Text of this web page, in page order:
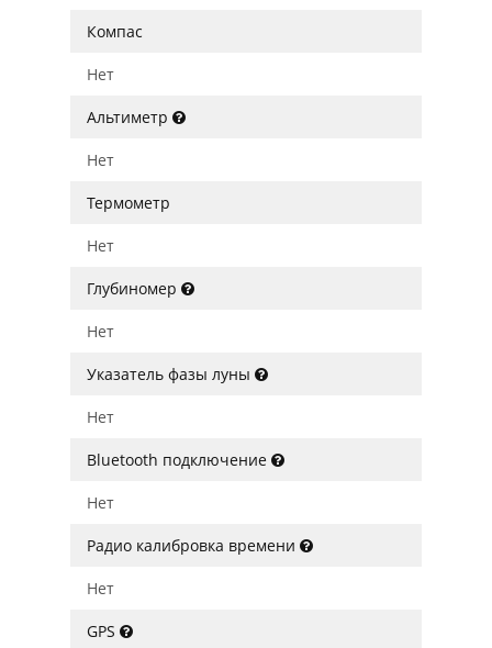
Компас
Нет
Альтиметр
Нет
Термометр
Нет
Глубиномер
Нет
Указатель фазы луны
Нет
Bluetooth подключение
Нет
Радио калибровка времени
Нет
GPS